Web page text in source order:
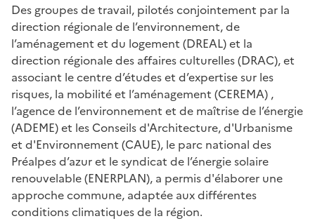
Des groupes de travail, pilotés conjointement par la
direction régionale de l’environnement, de
l’aménagement et du logement (DREAL) et la
direction régionale des affaires culturelles (DRAC), et
associant le centre d’études et d’expertise sur les
risques, la mobilité et l’aménagement (CEREMA) ,
l’agence de l’environnement et de maîtrise de l’énergie
(ADEME) et les Conseils d'Architecture, d'Urbanisme
et d'Environnement (CAUE), le parc national des
Préalpes d’azur et le syndicat de l’énergie solaire
renouvelable (ENERPLAN), a permis d'élaborer une
approche commune, adaptée aux différentes
conditions climatiques de la région.